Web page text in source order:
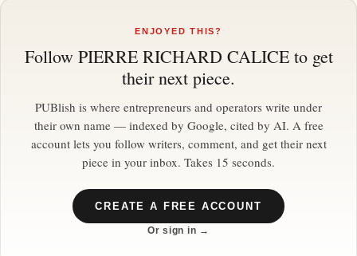
ENJOYED THIS?
Follow PIERRE RICHARD CALICEto get
their next piece.
PUBlish is where entrepreneurs and operators write under
their own name — indexed by Google, cited by AI. A free
account lets you follow writers, comment, and get their next
piece in your inbox. Takes 15 seconds.
CREATE A FREE ACCOUNT
Or sign in →